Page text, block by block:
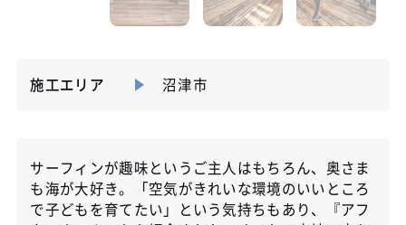
施工エリア 沼津市
サーフィンが趣味というご主人はもちろん、奥さま
も海が大好き。「空気がきれいな環境のいいところ
で子どもを育てたい」という気持ちもあり、『アフ